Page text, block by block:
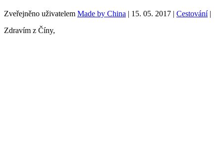
Zveřejněno uživatelem Made by China | 15. 05. 2017 | Cestování|
Zdravím z Číny,